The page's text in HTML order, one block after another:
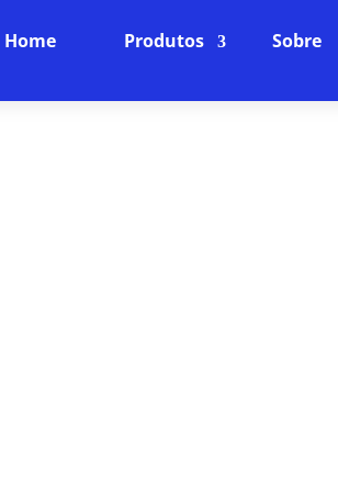
Home Produtos Sobre